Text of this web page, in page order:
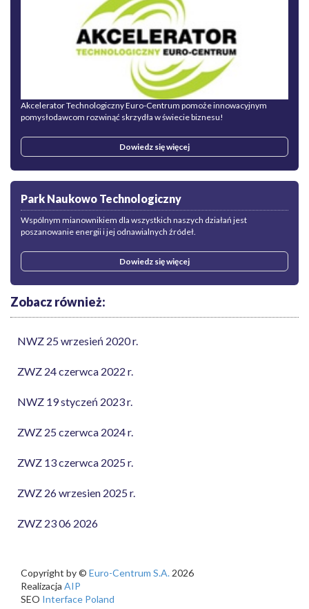
Akcelerator Technologiczny Euro-Centrum pomoże innowacyjnym
pomysłodawcom rozwinąć skrzydła w świecie biznesu!
Dowiedz się więcej
Park Naukowo Technologiczny
Wspólnym mianownikiem dla wszystkich naszych działań jest
poszanowanie energii i jej odnawialnych źródeł.
Dowiedz się więcej
Zobacz również:
NWZ 25 wrzesień 2020 r.
ZWZ 24 czerwca 2022 r.
NWZ 19 styczeń 2023 r.
ZWZ 25 czerwca 2024 r.
ZWZ 13 czerwca 2025 r.
ZWZ 26 wrzesien 2025 r.
ZWZ 23 06 2026
Copyright by © Euro-Centrum S.A. 2026
Realizacja AIP
SEO Interface Poland